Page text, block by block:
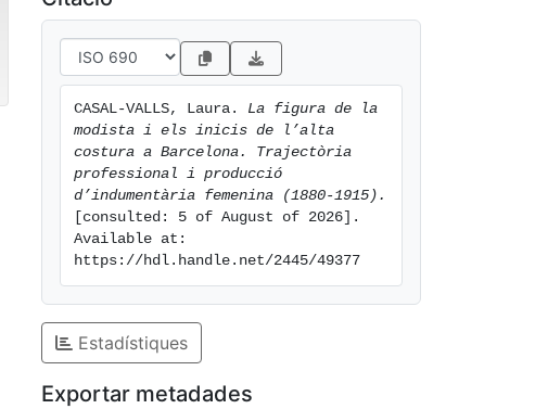
CASAL-VALLS, Laura. La figura de la
modista i els inicis de l’alta
costura a Barcelona. Trajectòria
professional i producció
d’indumentària femenina (1880-1915).
[consulted: 5 of August of 2026].
Available at:
https://hdl.handle.net/2445/49377
Estadístiques
Exportar metadades